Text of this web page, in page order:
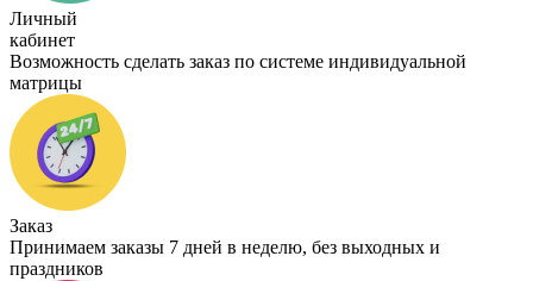
Личный
кабинет
Возможность сделать заказ по системе индивидуальной
матрицы
Заказ
Принимаем заказы 7 дней в неделю, без выходных и
праздников